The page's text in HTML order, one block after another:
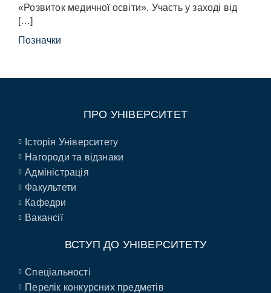
«Розвиток медичної освіти». Участь у заході від
[…]
Позначки
ПРО УНІВЕРСИТЕТ
Історія Університету
Нагороди та відзнаки
Адміністрація
Факультети
Кафедри
Вакансії
ВСТУП ДО УНІВЕРСИТЕТУ
Спеціальності
Перелік конкурсних предметів